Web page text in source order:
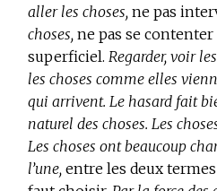
aller les choses, ne pas
choses, ne pas se contenter
superficiel. Regarder, voir
les choses comme elles
qui arrivent. Le hasard fait
naturel des choses. Les
Les choses ont beaucoup
l’une, entre les deux